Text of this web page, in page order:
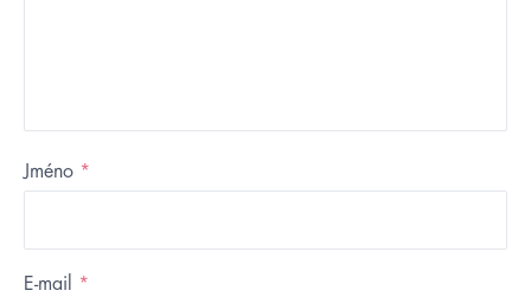
Jméno *
E-mail *